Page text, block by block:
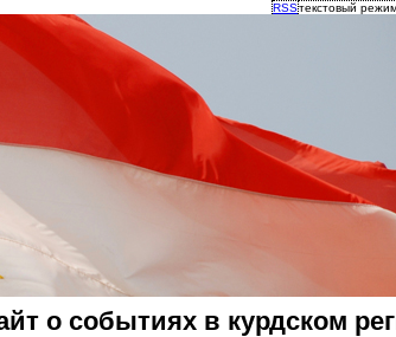
RSSтекстовый
о событиях в курдском